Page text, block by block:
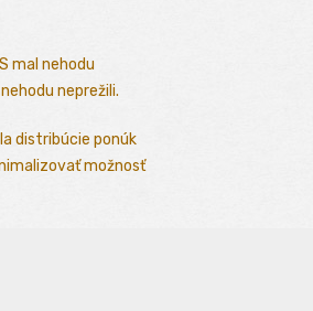
mal nehodu
neprežili.
distribúcie ponúk
možnosť